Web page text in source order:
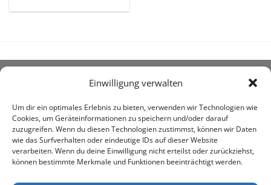
Einwilligung verwalten
Um dir ein optimales Erlebnis zu bieten, verwenden wir Technologien wie
Cookies, um Geräteinformationen zu speichern und/oder darauf
zuzugreifen. Wenn du diesen Technologien zustimmst, können wir Daten
wie das Surfverhalten oder eindeutige IDs auf dieser Website
verarbeiten. Wenn du deine Einwilligung nicht erteilst oder zurückziehst,
können bestimmte Merkmale und Funktionen beeinträchtigt werden.